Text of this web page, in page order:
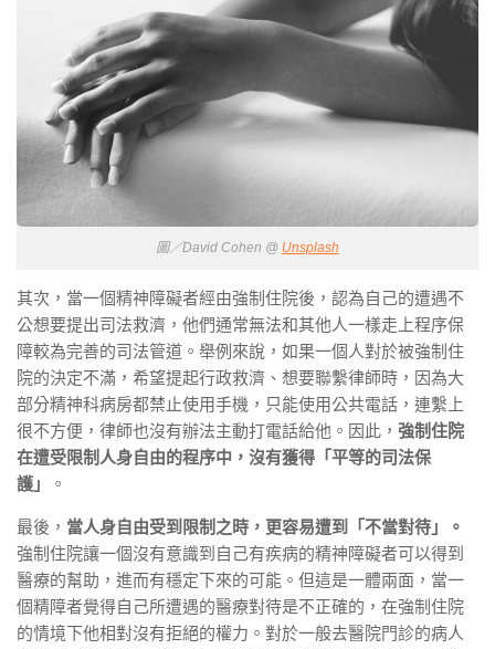
圖／David Cohen @ Unsplash
其次，當一個精神障礙者經由強制住院後，認為自己的遭遇不
公想要提出司法救濟，他們通常無法和其他人一樣走上程序保
障較為完善的司法管道。舉例來說，如果一個人對於被強制住
院的決定不滿，希望提起行政救濟、想要聯繫律師時，因為大
部分精神科病房都禁止使用手機，只能使用公共電話，連繫上
很不方便，律師也沒有辦法主動打電話給他。因此， 強制住院
在遭受限制人身自由的程序中，沒有獲得「平等的司法保
護」
。
最後， 當人身自由受到限制之時，更容易遭到「不當對待」。
強制住院讓一個沒有意識到自己有疾病的精神障礙者可以得到
醫療的幫助，進而有穩定下來的可能。但這是一體兩面，當一
個精障者覺得自己所遭遇的醫療對待是不正確的，在強制住院
的情境下他相對沒有拒絕的權力。對於一般去醫院門診的病人